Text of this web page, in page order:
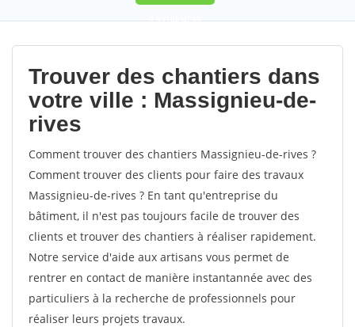
9,5(100%)49
votes
Trouver des chantiers dans
votre ville : Massignieu-de-
rives
Comment trouver des chantiers Massignieu-de-rives ?
Comment trouver des clients pour faire des travaux
Massignieu-de-rives ? En tant qu'entreprise du
bâtiment, il n'est pas toujours facile de trouver des
clients et trouver des chantiers à réaliser rapidement.
Notre service d'aide aux artisans vous permet de
rentrer en contact de manière instantannée avec des
particuliers à la recherche de professionnels pour
réaliser leurs projets travaux.